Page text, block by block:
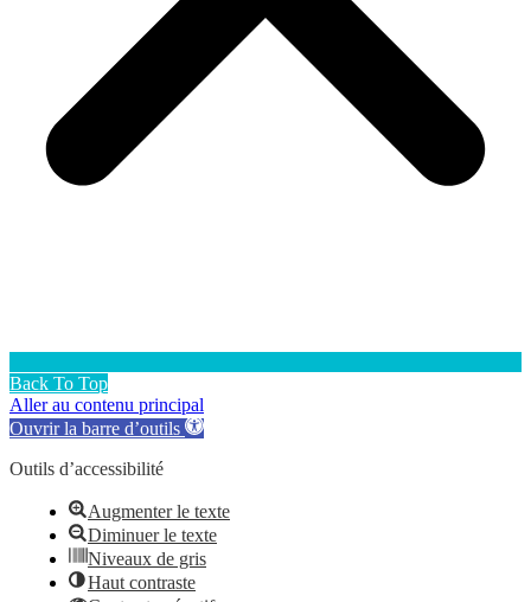
Back To Top
Aller au contenu principal
Ouvrir la barre d’outils
Outils d’accessibilité
Augmenter le texte
Diminuer le texte
Niveaux de gris
Haut contraste